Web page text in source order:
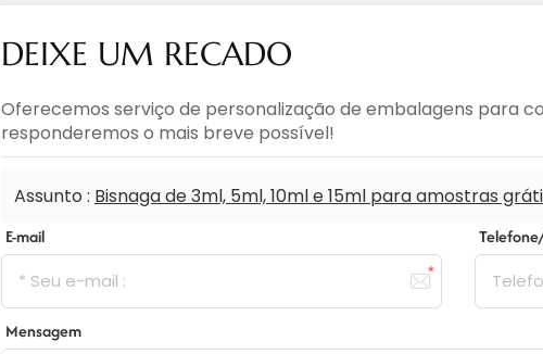
DEIXE UM RECADO
Oferecemos serviço de personalização de embalagens para
responderemos o mais breve possível!
Assunto : Bisnaga de 3ml, 5ml, 10ml e 15ml para amostras
E-mail
Mensagem